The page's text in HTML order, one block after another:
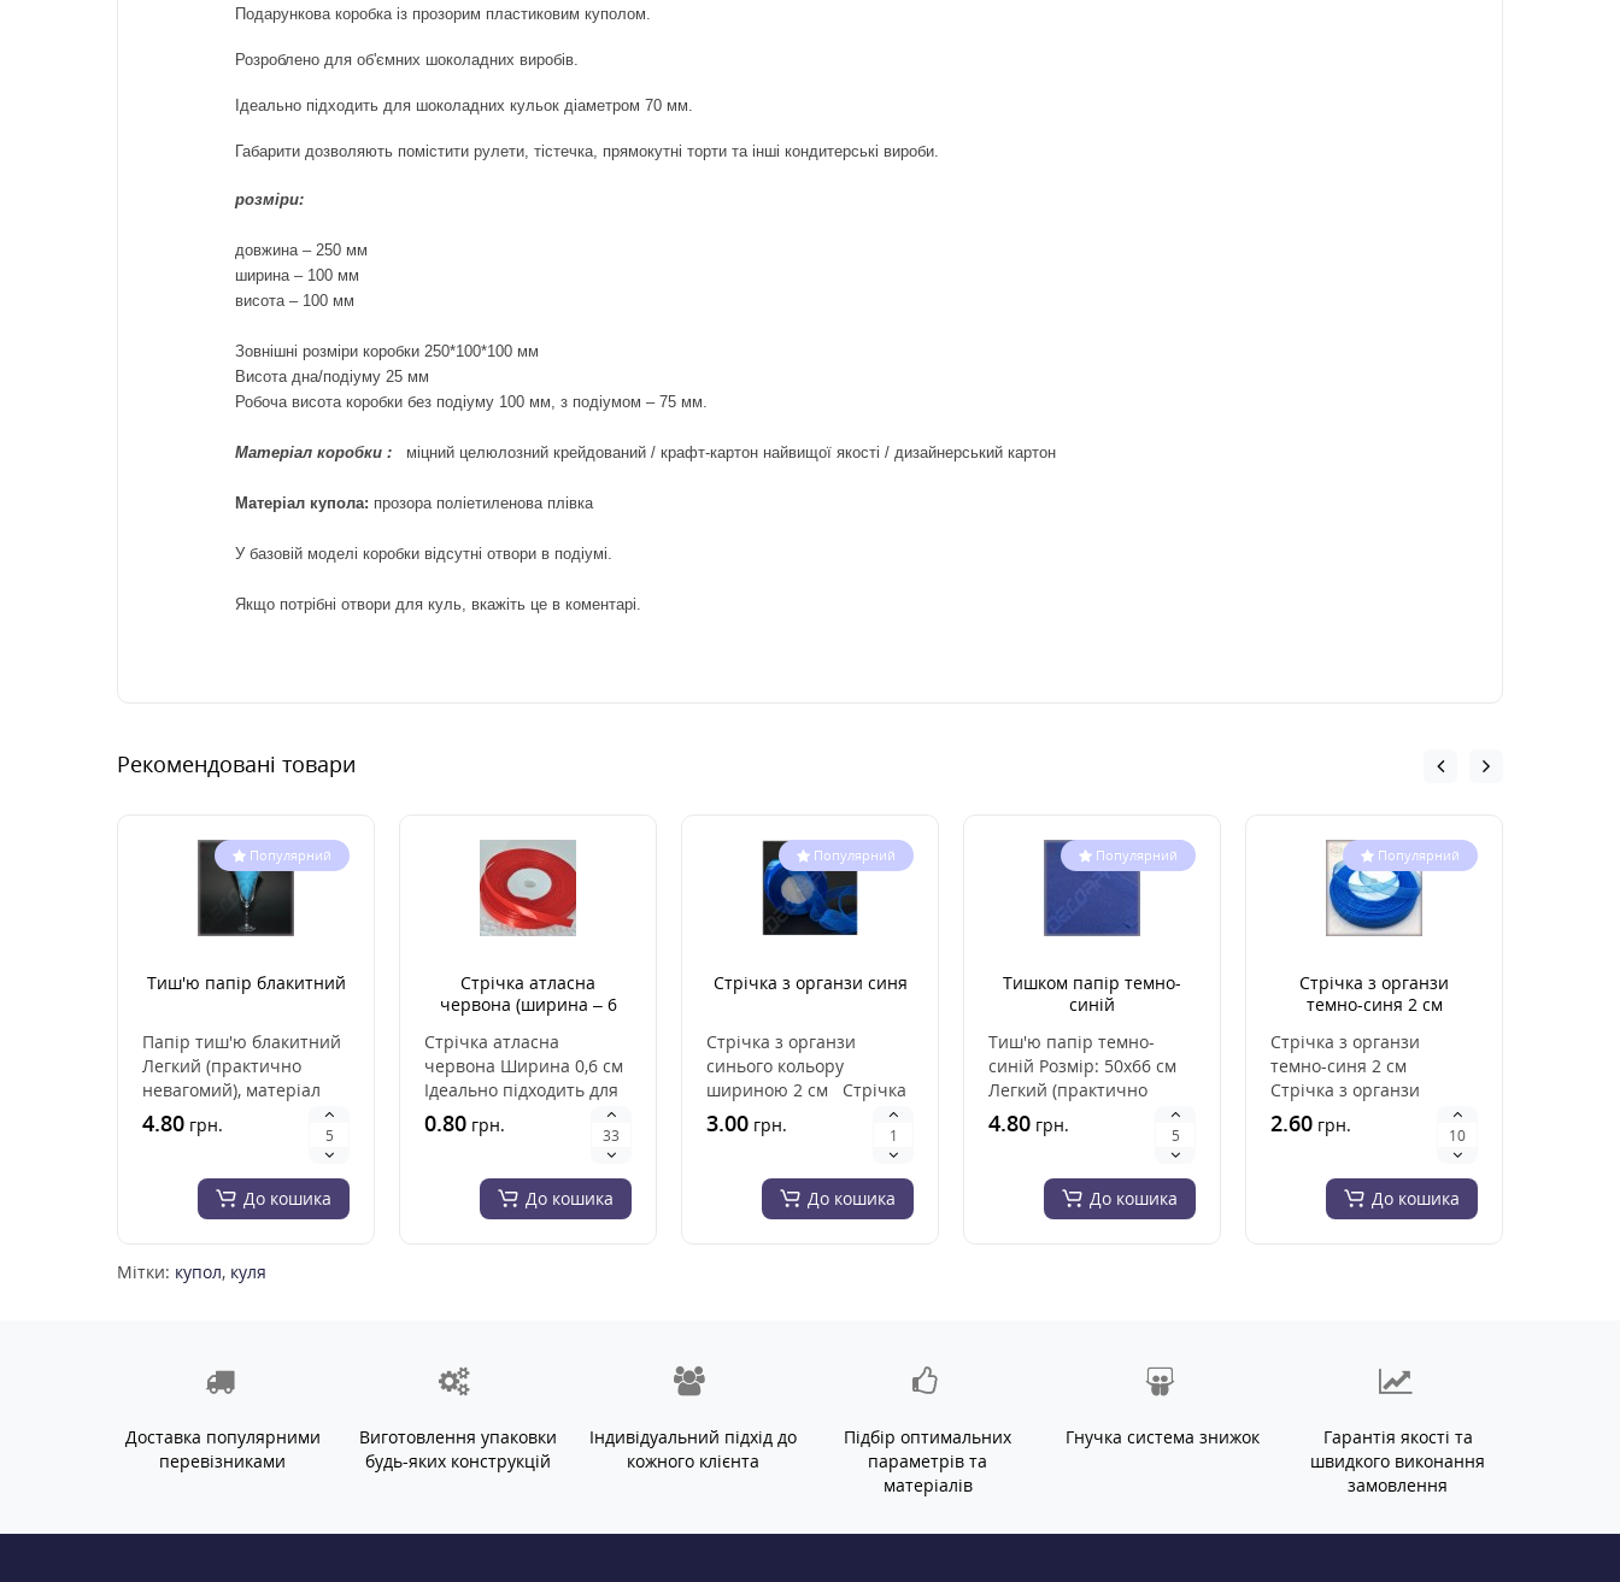
Подарункова коробка із прозорим пластиковим куполом.
Розроблено для об'ємних шоколадних виробів.
Ідеально підходить для шоколадних кульок діаметром 70 мм.
Габарити дозволяють помістити рулети, тістечка, прямокутні торти та інші кондитерські вироби.
розміри:
довжина – 250 мм
ширина – 100 мм
висота – 100 мм
Зовнішні розміри коробки 250*100*100 мм
Висота дна/подіуму 25 мм
Робоча висота коробки без подіуму 100 мм, з подіумом – 75 мм.
Матеріал коробки : міцний целюлозний крейдований / крафт-картон найвищої якості / дизайнерський картон
Матеріал купола: прозора поліетиленова плівка
У базовій моделі коробки відсутні отвори в подіумі.
Якщо потрібні отвори для куль, вкажіть це в коментарі.
Рекомендовані товари
Популярний
Тиш'ю папір блакитний
Папір тиш'ю блакитний
Легкий (практично
невагомий), матеріал
високої якості. чудово
змінюється і н..
4.80 грн.
До кошика
Стрічка атласна
червона (ширина – 6
Стрічка атласна
червона Ширина 0,6 см
Ідеально підходить для
вишивки, в'язання
стрічками, для аксесу..
0.80 грн.
До кошика
Популярний
Стрічка з органзи синя
Стрічка з органзи
синього кольору
шириною 2 см Стрічка
з органзи виготовлена
із високоякіс..
3.00 грн.
До кошика
Популярний
Тишком папір темно-
синій
Тиш'ю папір темно-
синій Розмір: 50х66 см
Легкий (практично
невагомий), матеріал
висо..
4.80 грн.
До кошика
Популярний
Стрічка з органзи
темно-синя 2 см
Стрічка з органзи
темно-синя 2 см
Стрічка з органзи
виготовлена із
високоякісного
2.60 грн.
До кошика
Мітки: купол, куля
Доставка популярними
перевізниками
Виготовлення упаковки
будь-яких конструкцій
Індивідуальний підхід до
кожного клієнта
Підбір оптимальних
параметрів та
матеріалів
Гнучка система знижок
Гарантія якості та
швидкого виконання
замовлення